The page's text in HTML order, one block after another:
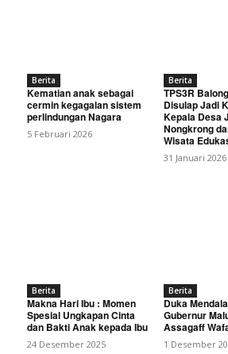
Berita
Kematian anak sebagai
cermin kegagalan sistem
perlindungan Nagara
5 Februari 2026
Berita
TPS3R
Disulap Jadi
Kepala Desa
Nongkrong
Wisata
31 Januari 2026
Berita
Makna Hari Ibu : Momen
Spesial Ungkapan Cinta
dan Bakti Anak kepada Ibu
24 Desember 2025
Berita
Duka
Gubernur
Assagaff
1 Desember